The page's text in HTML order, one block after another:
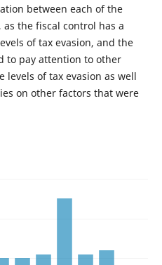
between each of the
the fiscal control has a
of tax evasion, and the
to pay attention to other
levels of tax evasion as well
on other factors that were